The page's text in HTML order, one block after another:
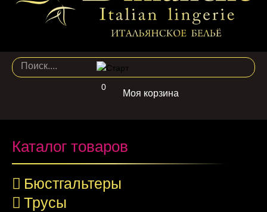
0
Моя корзина
Каталог товаров
Бюстгальтеры
Трусы